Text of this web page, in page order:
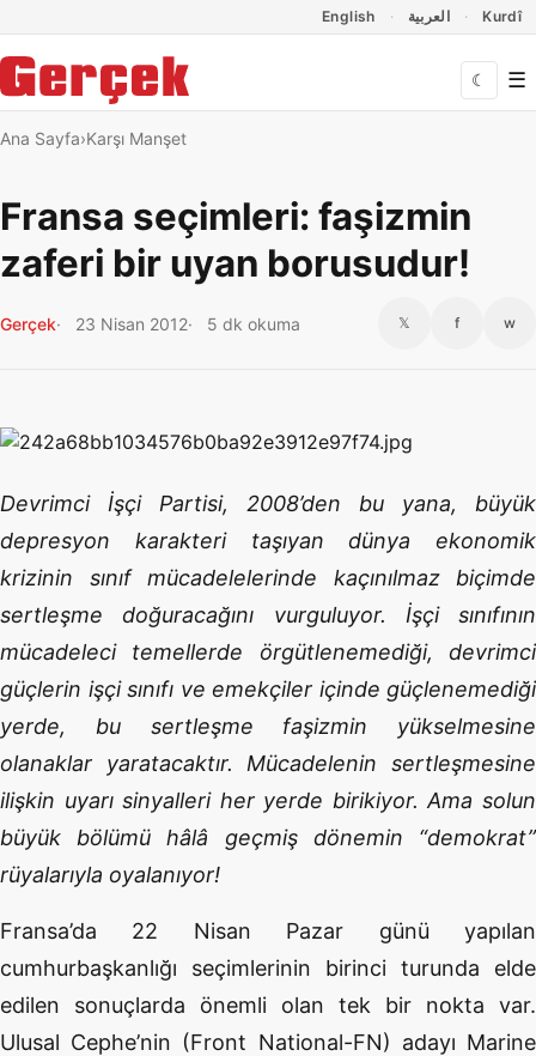
English العربية Kurdî
☾ ☰
Ana Sayfa Karşı Manşet
Fransa seçimleri: faşizmin
zaferi bir uyan borusudur!
Gerçek 23 Nisan 2012 5 dk okuma 𝕏 f w
Devrimci İşçi Partisi, 2008’den bu yana, büyük
depresyon karakteri taşıyan dünya ekonomik
krizinin sınıf mücadelelerinde kaçınılmaz biçimde
sertleşme doğuracağını vurguluyor. İşçi sınıfının
mücadeleci temellerde örgütlenemediği, devrimci
güçlerin işçi sınıfı ve emekçiler içinde güçlenemediği
yerde, bu sertleşme faşizmin yükselmesine
olanaklar yaratacaktır. Mücadelenin sertleşmesine
ilişkin uyarı sinyalleri her yerde birikiyor. Ama solun
büyük bölümü hâlâ geçmiş dönemin “demokrat”
rüyalarıyla oyalanıyor!
Fransa’da 22 Nisan Pazar günü yapılan
cumhurbaşkanlığı seçimlerinin birinci turunda elde
edilen sonuçlarda önemli olan tek bir nokta var.
Ulusal Cephe’nin (Front National-FN) adayı Marine